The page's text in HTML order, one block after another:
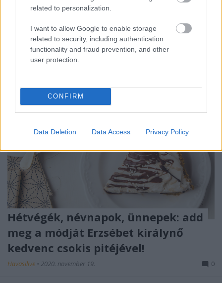
related to personalization.
I want to allow Google to enable storage
related to security, including authentication
functionality and fraud prevention, and other
user protection.
CONFIRM
Data Deletion Data Access Privacy Policy
Manicotti nélkül az USA-ban elképzelhetetlen a
cannelloni és a crespelle újvilági leszármazottja a ...
Hétvégék, névnapok, ünnepek: add
meg a módját Erzsébet királynő
kedvenc csokis pitéjével!
Havasilive • 2020. november 19. 0